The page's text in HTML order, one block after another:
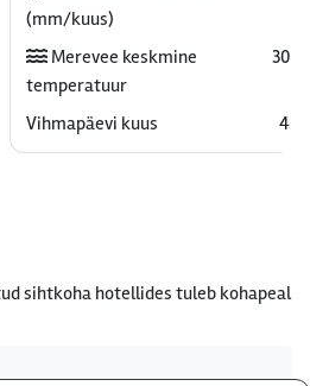
(mm/kuus)
Merevee keskmine
temperatuur
30
Vihmapäevi kuus 4
sihtkoha hotellides tuleb kohapeal